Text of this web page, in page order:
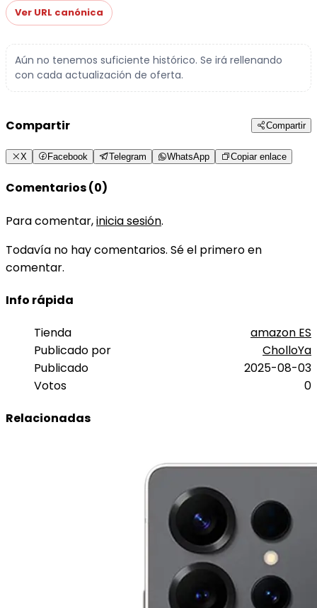
Ver URL canónica
Aún no tenemos suficiente histórico. Se irá rellenando
con cada actualización de oferta.
Compartir Compartir
X Facebook Telegram WhatsApp Copiar enlace
Comentarios (0)
Para comentar,inicia sesión.
Todavía no hay comentarios. Sé el primero en
comentar.
Info rápida
Tienda
amazon ES
Publicado por
CholloYa
Publicado
2025-08-03
Votos
0
Relacionadas